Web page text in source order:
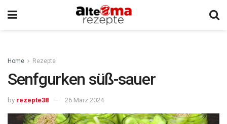
Home Rezepte
Senfgurken süß-sauer
by rezepte38 26 März 2024